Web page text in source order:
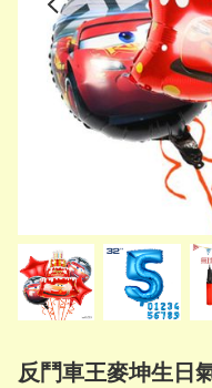
反鬥車王麥坤生日